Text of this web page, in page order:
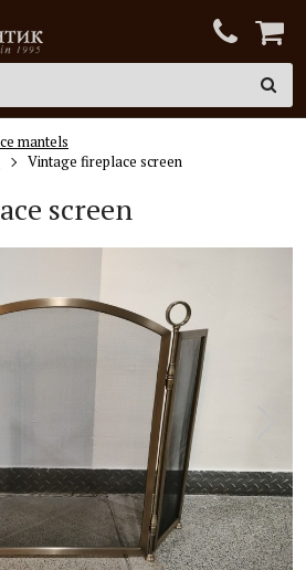
mantels
Vintage fireplace screen
screen